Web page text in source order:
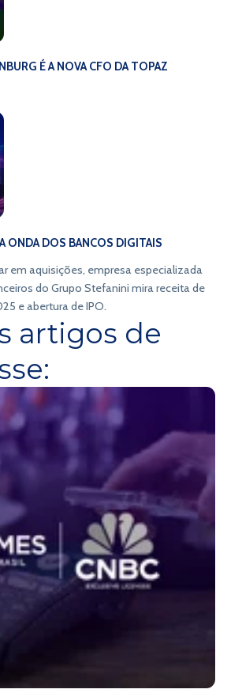
É A NOVA CFO DA TOPAZ
ONDA DOS BANCOS DIGITAIS
em aquisições, empresa especializada
do Grupo Stefanini mira receita de
e abertura de IPO.
artigos de